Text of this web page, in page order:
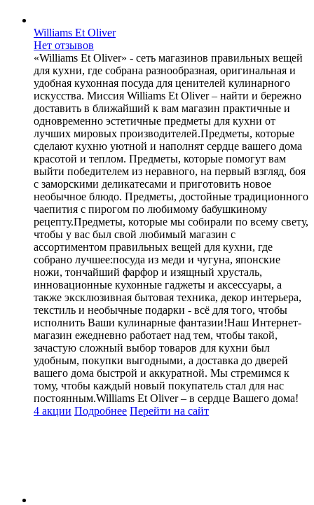
Williams Et Oliver
Нет отзывов
«Williams Et Oliver» - сеть магазинов правильных вещей
для кухни, где собрана разнообразная, оригинальная и
удобная кухонная посуда для ценителей кулинарного
искусства. Миссия Williams Et Oliver – найти и бережно
доставить в ближайший к вам магазин практичные и
одновременно эстетичные предметы для кухни от
лучших мировых производителей.Предметы, которые
сделают кухню уютной и наполнят сердце вашего дома
красотой и теплом. Предметы, которые помогут вам
выйти победителем из неравного, на первый взгляд, боя
с заморскими деликатесами и приготовить новое
необычное блюдо. Предметы, достойные традиционного
чаепития с пирогом по любимому бабушкиному
рецепту.Предметы, которые мы собирали по всему свету,
чтобы у вас был свой любимый магазин с
ассортиментом правильных вещей для кухни, где
собрано лучшее:посуда из меди и чугуна, японские
ножи, тончайший фарфор и изящный хрусталь,
инновационные кухонные гаджеты и аксессуары, а
также эксклюзивная бытовая техника, декор интерьера,
текстиль и необычные подарки - всё для того, чтобы
исполнить Ваши кулинарные фантазии!Наш Интернет-
магазин ежедневно работает над тем, чтобы такой,
зачастую сложный выбор товаров для кухни был
удобным, покупки выгодными, а доставка до дверей
вашего дома быстрой и аккуратной. Мы стремимся к
тому, чтобы каждый новый покупатель стал для нас
постоянным.Williams Et Oliver – в сердце Вашего дома!
4 акции Подробнее Перейти на сайт